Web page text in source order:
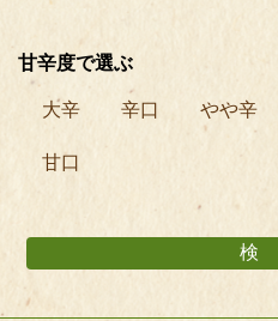
甘辛度で選ぶ
大辛 辛口 やや辛
甘口